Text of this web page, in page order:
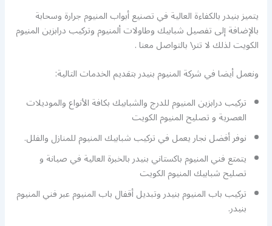
يتميز بنيدر بالكفاءة العالية في تصنيع أبواب المنيوم جرارة وسحابة
بالإضافة إلى تفصيل شبابيك وطاولات ألمنيوم وتركيب درابزين المنيوم
الكويت لذلك لا تتر\ بالتواصل معنا .
ونعمل أيضا في شركة المنيوم بنيدر بتقديم الخدمات التالية:
تركيب درابزين المنيوم للدرج والشبابيك بكافة الأنواع والموديلات
العصرية و تصليح المنيوم الكويت
نوفر أفضل نجار يعمل في تركيب شبابيك المنيوم للمنازل والفلل.
يتمتع فني المنيوم باكستاني بنيدر بالخبرة العالية في صيانة و
تصليح شبابيك المنيوم الكويت
تركيب باب المنيوم بنيدر وتبديل أقفال باب المنيوم عبر فني المنيوم
بنيدر.